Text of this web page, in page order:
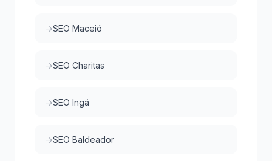
SEO Maceió
SEO Charitas
SEO Ingá
SEO Baldeador